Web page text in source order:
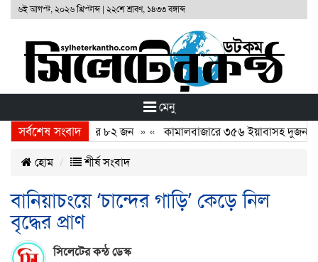
৬ই আগস্ট, ২০২৬ খ্রিস্টাব্দ| ২২শে শ্রাবণ, ১৪৩৩ বঙ্গাব্দ
মেনু
সর্বশেষ সংবাদ
২৪ ঘন্টায় গ্রেফতার ৮২ জন» « কামালবাজারে ৩৫৬ ইয়াবাসহ দুজন
হোম শীর্ষ সংবাদ
বানিয়াচংয়ে ‘চান্দের গাড়ি’ কেড়ে নিল
বৃদ্ধের প্রাণ
সিলেটের কন্ঠ ডেস্ক